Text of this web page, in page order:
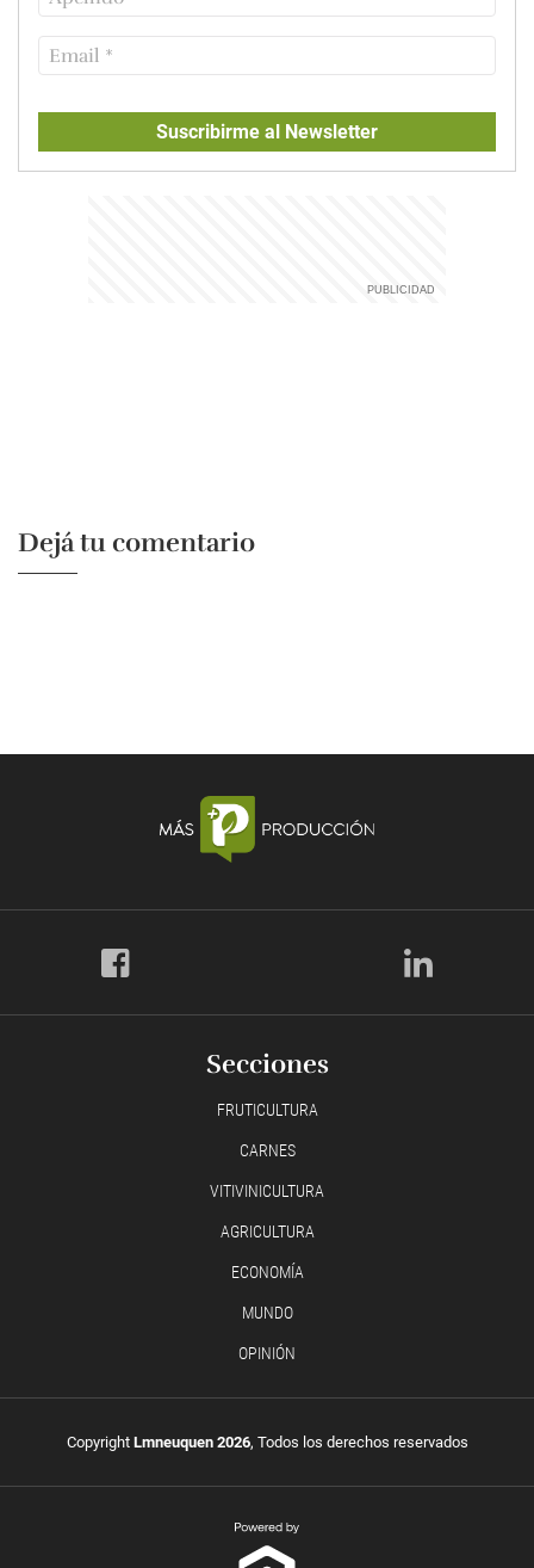
Suscribirme al Newsletter
Dejá tu comentario
Secciones
FRUTICULTURA
CARNES
VITIVINICULTURA
AGRICULTURA
ECONOMÍA
MUNDO
OPINIÓN
Copyright Lmneuquen 2026, Todos los derechos reservados